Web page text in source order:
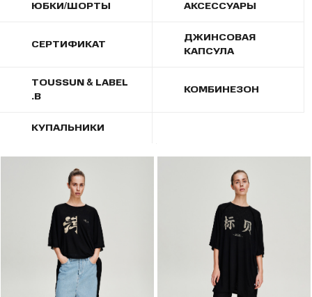
ЮБКИ/ШОРТЫ АКСЕССУАРЫ
СЕРТИФИКАТ
ДЖИНСОВАЯ
КАПСУЛА
TOUSSUN & LABEL
.B
КОМБИНЕЗОН
КУПАЛЬНИКИ